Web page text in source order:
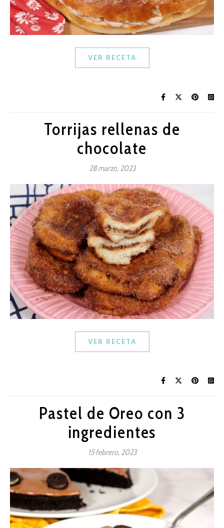
VER RECETA
Torrijas rellenas de
chocolate
28 marzo, 2023
VER RECETA
Pastel de Oreo con 3
ingredientes
15 febrero, 2023